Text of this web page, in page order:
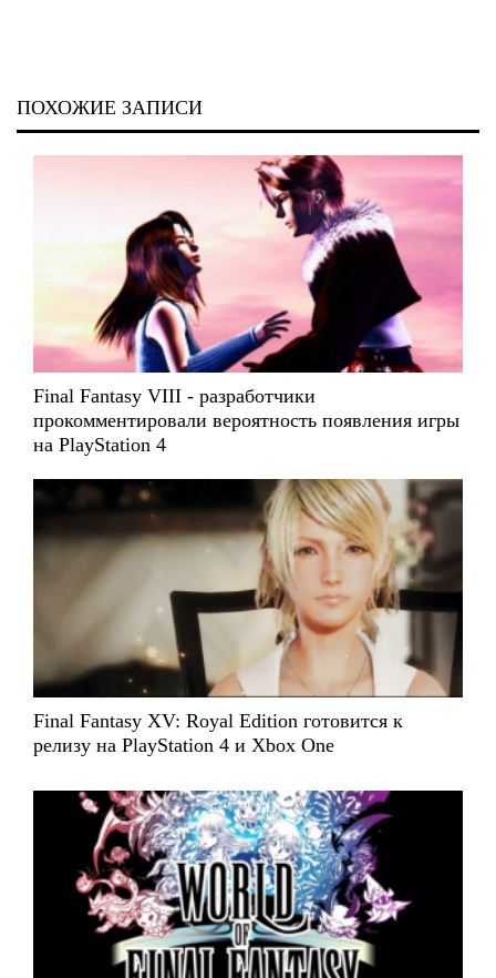
ПОХОЖИЕ ЗАПИСИ
Final Fantasy VIII - разработчики
прокомментировали вероятность появления игры
на PlayStation 4
Final Fantasy XV: Royal Edition готовится к
релизу на PlayStation 4 и Xbox One